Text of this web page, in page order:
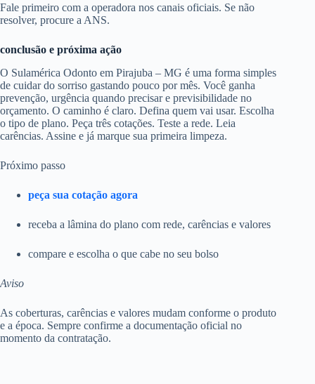
Fale primeiro com a operadora nos canais oficiais. Se não
resolver, procure a ANS.
conclusão e próxima ação
O Sulamérica Odonto em Pirajuba – MG é uma forma simples
de cuidar do sorriso gastando pouco por mês. Você ganha
prevenção, urgência quando precisar e previsibilidade no
orçamento. O caminho é claro. Defina quem vai usar. Escolha
o tipo de plano. Peça três cotações. Teste a rede. Leia
carências. Assine e já marque sua primeira limpeza.
Próximo passo
peça sua cotação agora
receba a lâmina do plano com rede, carências e valores
compare e escolha o que cabe no seu bolso
Aviso
As coberturas, carências e valores mudam conforme o produto
e a época. Sempre confirme a documentação oficial no
momento da contratação.